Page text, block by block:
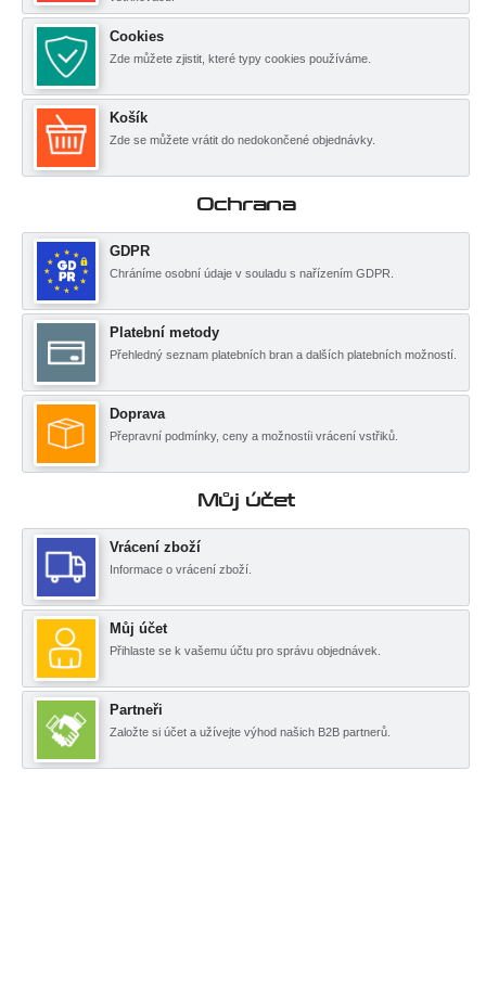
Cookies
Zde můžete zjistit, které typy cookies používáme.
Košík
Zde se můžete vrátit do nedokončené objednávky.
Ochrana
GDPR
Chráníme osobní údaje v souladu s nařízením GDPR.
Platební metody
Přehledný seznam platebních bran a dalších platebních možností.
Doprava
Přepravní podmínky, ceny a možnostíi vrácení vstřiků.
Můj účet
Vrácení zboží
Informace o vrácení zboží.
Můj účet
Přihlaste se k vašemu účtu pro správu objednávek.
Partneři
Založte si účet a užívejte výhod našich B2B partnerů.